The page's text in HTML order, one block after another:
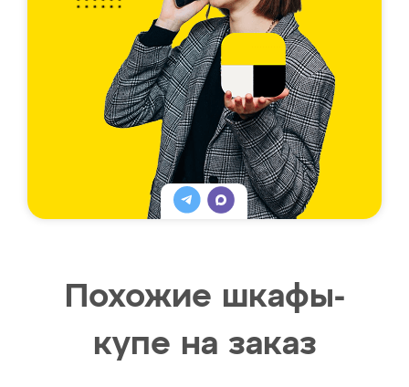
Похожие шкафы-
купе на заказ